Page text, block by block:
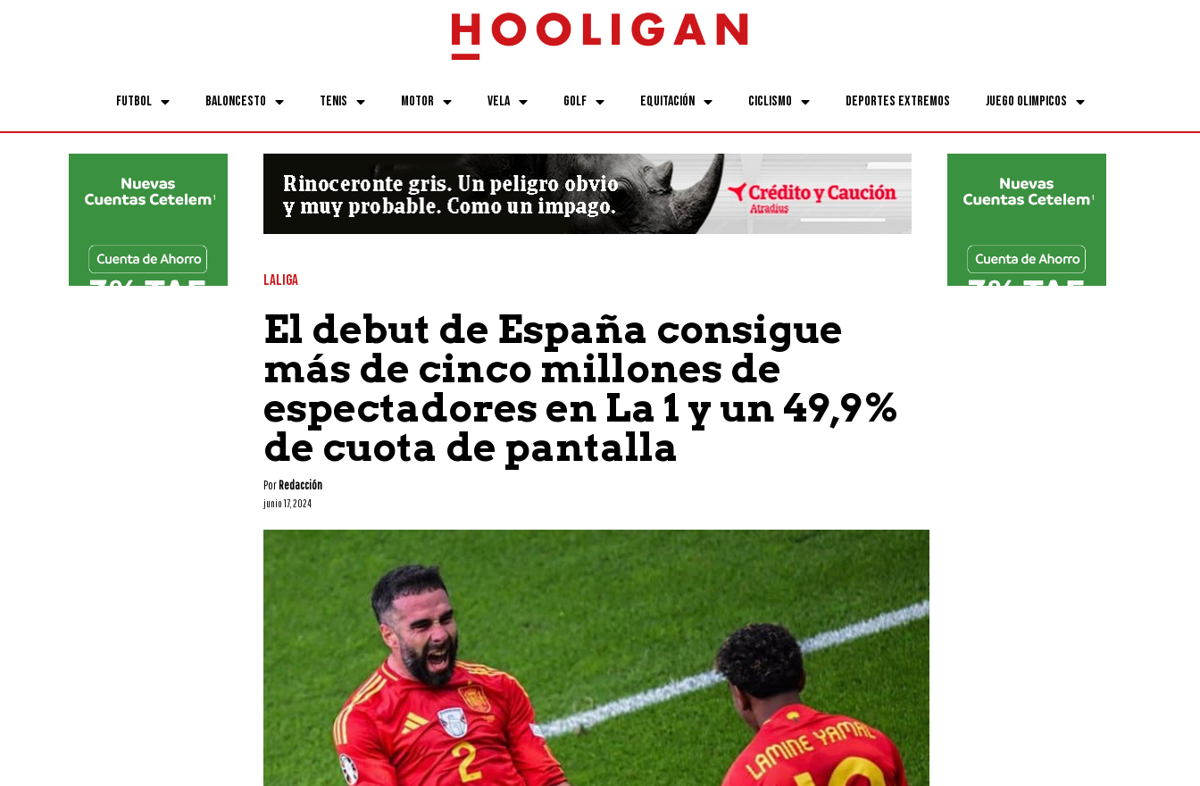
Futbol Baloncesto Tenis Motor Vela Golf Equitación Ciclismo Deportes Extremos Juego Olimpicos
LALIGA
El debut de España consigue
más de cinco millones de
espectadores en La 1 y un 49,9%
de cuota de pantalla
PorRedacción
junio 17, 2024